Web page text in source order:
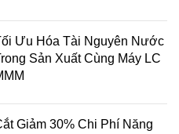
Ưu Hóa Tài Nguyên Nước
Sản Xuất Cùng Máy LC
Giảm 30% Chi Phí Năng